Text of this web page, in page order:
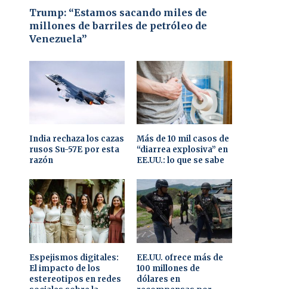
Trump: “Estamos sacando miles de
millones de barriles de petróleo de
Venezuela”
India rechaza los cazas
rusos Su-57E por esta
razón
Más de 10 mil casos de
“diarrea explosiva” en
EE.UU.: lo que se sabe
Espejismos digitales:
El impacto de los
estereotipos en redes
EE.UU. ofrece más de
100 millones de
dólares en